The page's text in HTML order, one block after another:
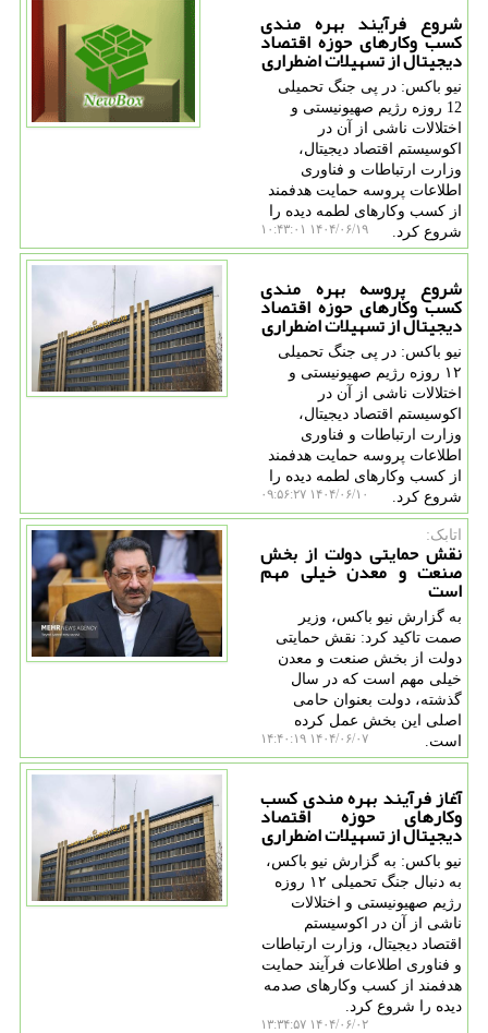
شروع فرآیند بهره مندی
کسب وکارهای حوزه اقتصاد
دیجیتال از تسهیلات اضطراری
نیو باکس: در پی جنگ تحمیلی
12 روزه رژیم صهیونیستی و
اختلالات ناشی از آن در
اکوسیستم اقتصاد دیجیتال،
وزارت ارتباطات و فناوری
اطلاعات پروسه حمایت هدفمند
از کسب وکارهای لطمه دیده را
شروع کرد.
۱۴۰۴/۰۶/۱۹ ۱۰:۴۳:۰۱
شروع پروسه بهره مندی
کسب وکارهای حوزه اقتصاد
دیجیتال از تسهیلات اضطراری
نیو باکس: در پی جنگ تحمیلی
۱۲ روزه رژیم صهیونیستی و
اختلالات ناشی از آن در
اکوسیستم اقتصاد دیجیتال،
وزارت ارتباطات و فناوری
اطلاعات پروسه حمایت هدفمند
از کسب وکارهای لطمه دیده را
شروع کرد.
۱۴۰۴/۰۶/۱۰ ۰۹:۵۶:۲۷
اتابک:
نقش حمایتی دولت از بخش
صنعت و معدن خیلی مهم
است
به گزارش نیو باکس، وزیر
صمت تاکید کرد: نقش حمایتی
دولت از بخش صنعت و معدن
خیلی مهم است که در سال
گذشته، دولت بعنوان حامی
اصلی این بخش عمل کرده
است.
۱۴۰۴/۰۶/۰۷ ۱۴:۴۰:۱۹
آغاز فرآیند بهره مندی کسب
وکارهای حوزه اقتصاد
دیجیتال از تسهیلات اضطراری
نیو باکس: به گزارش نیو باکس،
به دنبال جنگ تحمیلی ۱۲ روزه
رژیم صهیونیستی و اختلالات
ناشی از آن در اکوسیستم
اقتصاد دیجیتال، وزارت ارتباطات
و فناوری اطلاعات فرآیند حمایت
هدفمند از کسب وکارهای صدمه
دیده را شروع کرد.
۱۴۰۴/۰۶/۰۲ ۱۳:۳۴:۵۷